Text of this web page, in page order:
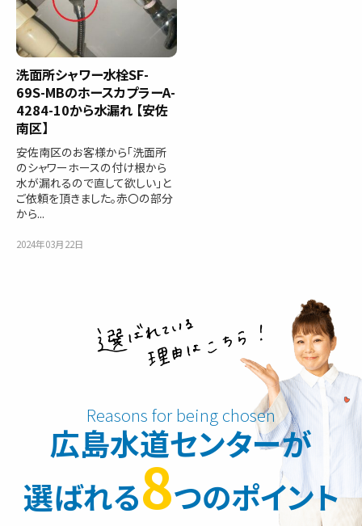
洗面所シャワー水栓SF-
69S-MBのホースカプラーA-
4284-10から水漏れ 【安佐
南区】
安佐南区のお客様から「洗面所
のシャワーホースの付け根から
水が漏れるので直して欲しい」と
ご依頼を頂きました。赤〇の部分
から...
2024年03月22日
広島水道センターが
選ばれる8つのポイント